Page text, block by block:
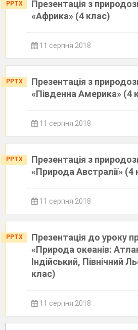
PPTX
Презентація з
«Африка» (4 клас)
11 серпня 2018
PPTX
Презентація з
«Південна Америка» (4
11 серпня 2018
PPTX
Презентація з
«Природа Австралії» (4
11 серпня 2018
PPTX
Презентація до уроку
«Природа океанів:
Індійський, Північний
клас)
11 серпня 2018